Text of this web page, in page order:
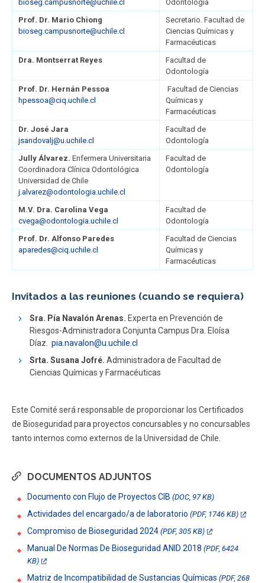
DOCUMENTOS ADJUNTOS
Documento con Flujo de Proyectos CIB (DOC, 97 KB)
Actividades del encargado/a de laboratorio (PDF, 1746 KB)
Compromiso de Bioseguridad 2024 (PDF, 305 KB)
Manual De Normas De Bioseguridad ANID 2018 (PDF, 6424
KB)
Matriz de Incompatibilidad de Sustancias Químicas (PDF, 268
bioseg.campusnorte@uchile.cl
Odontología
Prof. Dr. Mario Chiong
bioseg.campusnorte@uchile.cl
Secretario. Facultad de
Ciencias Químicas y
Farmacéuticas
Dra. Montserrat Reyes
Facultad de
Odontología
Prof. Dr. Hernán Pessoa
hpessoa@ciq.uchile.cl
Facultad de Ciencias
Químicas y
Farmacéuticas
Dr. José Jara
jsandovalj@u.uchile.cl
Facultad de
Odontología
Jully Álvarez. Enfermera Universitaria
Coordinadora Clínica Odontológica
Universidad de Chile
j.alvarez@odontologia.uchile.cl
Facultad de
Odontología
M.V. Dra. Carolina Vega
cvega@odontologia.uchile.cl
Facultad de
Odontología
Prof. Dr. Alfonso Paredes
aparedes@ciq.uchile.cl
Facultad de Ciencias
Químicas y
Farmacéuticas
Invitados a las reuniones (cuando se requiera)
Sra. Pía Navalón Arenas. Experta en Prevención de
Riesgos-Administradora Conjunta Campus Dra. Eloísa
Díaz. pia.navalon@u.uchile.cl
Srta. Susana Jofré. Administradora de Facultad de
Ciencias Químicas y Farmacéuticas
Este Comité será responsable de proporcionar los Certificados
de Bioseguridad para proyectos concursables y no concursables
tanto internos como externos de la Universidad de Chile.